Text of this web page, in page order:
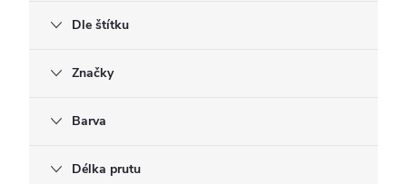
Dle štítku
Značky
Barva
Délka prutu